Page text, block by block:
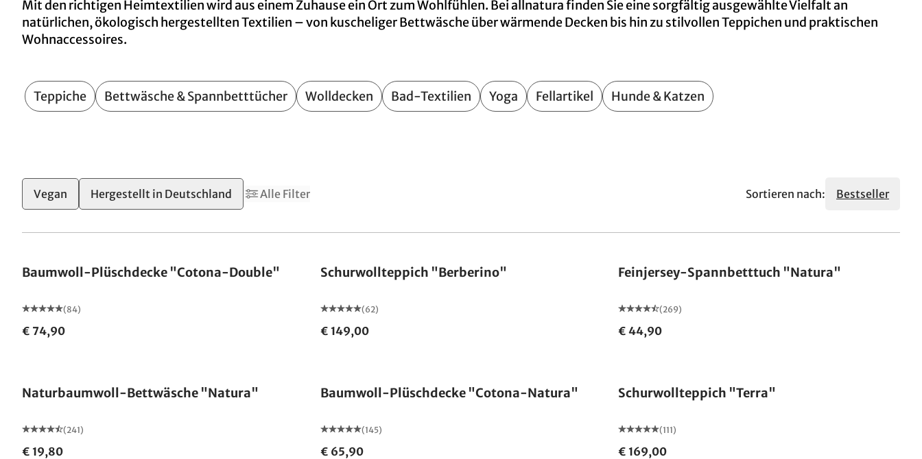
Mit den richtigen Heimtextilien wird aus einem Zuhause ein Ort zum Wohlfühlen. Bei allnatura finden Sie eine sorgfältig ausgewählte Vielfalt an
natürlichen, ökologisch hergestellten Textilien – von kuscheliger Bettwäsche über wärmende Decken bis hin zu stilvollen Teppichen und praktischen
Wohnaccessoires.
Teppiche Bettwäsche & Spannbetttücher Wolldecken Bad-Textilien Yoga Fellartikel Hunde & Katzen
Vegan Hergestellt in Deutschland Alle Filter Sortieren nach: Bestseller
Baumwoll-Plüschdecke "Cotona-Double"
(84)
€ 74,90
Schurwollteppich "Berberino"
(62)
€ 149,00
Feinjersey-Spannbetttuch "Natura"
(269)
€ 44,90
Naturbaumwoll-Bettwäsche "Natura"
(241)
€ 19,80
Baumwoll-Plüschdecke "Cotona-Natura"
(145)
€ 65,90
Schurwollteppich "Terra"
(111)
€ 169,00